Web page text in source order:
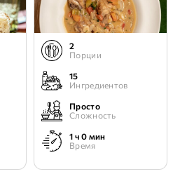
2
Порции
15
Ингредиентов
Просто
Сложность
1 ч 0 мин
Время